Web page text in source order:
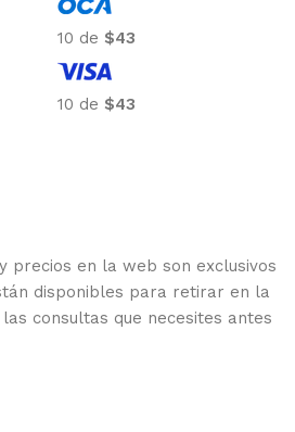
10 de $43
10 de $43
precios en la web son exclusivos
disponibles para retirar en la
consultas que necesites antes